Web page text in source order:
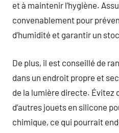
et à maintenir l’hygiène.
convenablement pour
d’humidité et garantir un
De plus, il est conseillé de
dans un endroit propre et
de la lumière directe. Évitez
d’autres jouets en silicone
chimique, ce qui pourrait